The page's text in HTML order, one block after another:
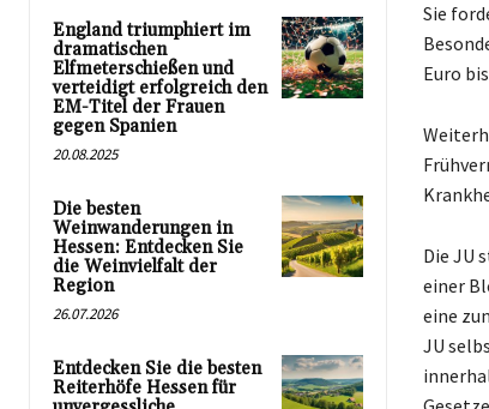
England triumphiert im
dramatischen
Elfmeterschießen und
verteidigt erfolgreich den
EM-Titel der Frauen
gegen Spanien
20.08.2025
Die besten
Weinwanderungen in
Hessen: Entdecken Sie
die Weinvielfalt der
Region
26.07.2026
Entdecken Sie die besten
Reiterhöfe Hessen für
Sie
Euro
Die JU
einer
eine
JU